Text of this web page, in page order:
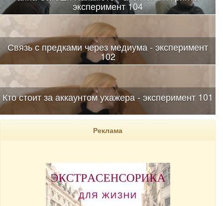
эксперимент 104
Связь с предками через медиума - эксперимент
102
Кто стоит за аккаунтом ухажера - эксперимент 101
Реклама